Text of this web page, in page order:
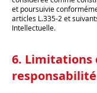
et poursuivie
articles L.335-2 et
Intellectuelle.
6. Limitations